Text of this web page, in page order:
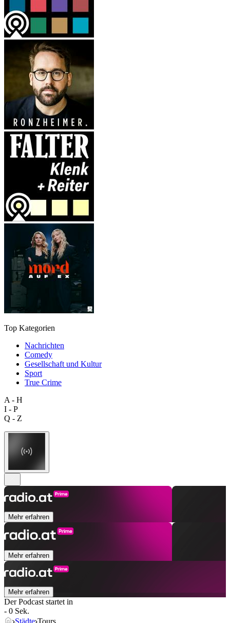
Top Kategorien
Nachrichten
Comedy
Gesellschaft und Kultur
Sport
True Crime
A - H
I - P
Q - Z
Mehr erfahren
Mehr erfahren
Mehr erfahren
Der Podcast startet in
- 0 Sek.